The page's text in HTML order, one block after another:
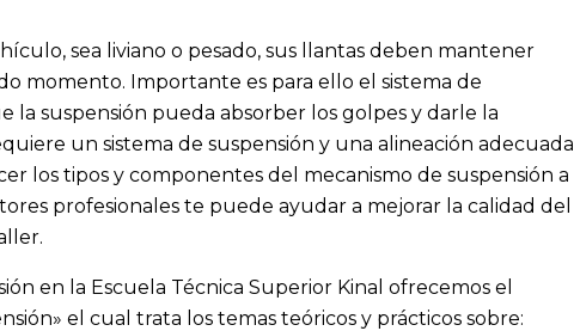
sea liviano o pesado, sus llantas deben mantener
momento. Importante es para ello el sistema de
la suspensión pueda absorber los golpes y darle la
un sistema de suspensión y una alineación adecuada
los tipos y componentes del mecanismo de suspensión a
profesionales te puede ayudar a mejorar la calidad del
en la Escuela Técnica Superior Kinal ofrecemos el
el cual trata los temas teóricos y prácticos sobre: